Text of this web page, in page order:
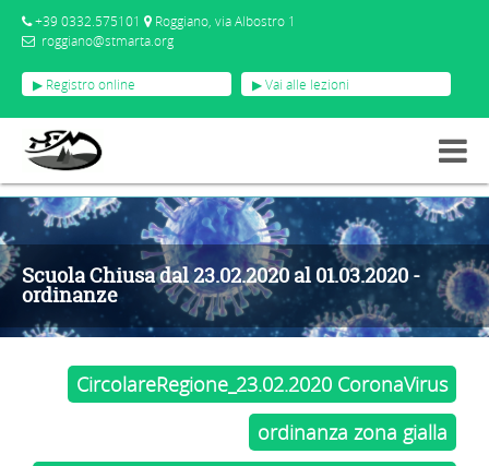
+39 0332.575101
Roggiano, via Albostro 1
roggiano@stmarta.org
▶ Registro online ▶ Vai alle lezioni
EVENTI
Scuola Chiusa dal 23.02.2020 al 01.03.2020 -
ordinanze
CircolareRegione_23.02.2020 CoronaVirus
ordinanza zona gialla